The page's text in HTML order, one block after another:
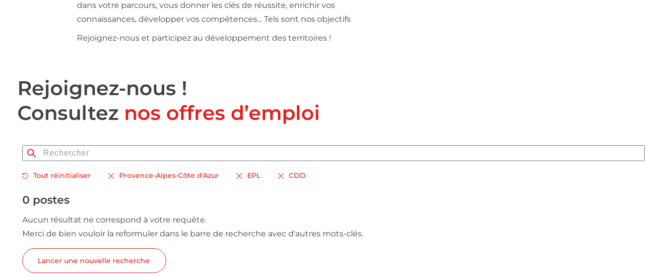
dans votre parcours, vous donner les clés de réussite, enrichir vos
connaissances, développer vos compétences… Tels sont nos objectifs
Rejoignez-nous et participez au développement des territoires !
Rejoignez-nous !
Consultez nos offres d’emploi
Tout réinitialiser Provence-Alpes-Côte d'Azur EPL CDD
0 postes
Aucun résultat ne correspond à votre requête.
Merci de bien vouloir la reformuler dans le barre de recherche avec d'autres mots-clés.
Lancer une nouvelle recherche